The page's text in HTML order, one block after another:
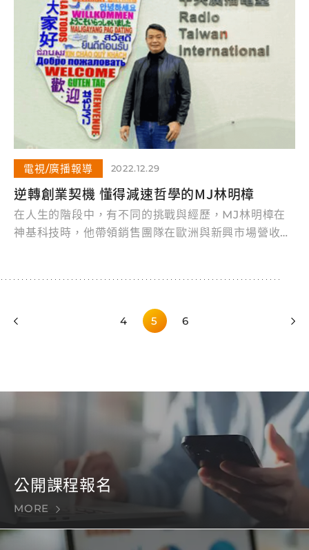
電視/廣播報導 2022.12.29
逆轉創業契機 懂得減速哲學的MJ林明樟
在人生的階段中，有不同的挑戰與經歷，MJ林明樟在
神基科技時，他帶領銷售團隊在歐洲與新興市場營收連
4 5 6
公開課程報名
MORE